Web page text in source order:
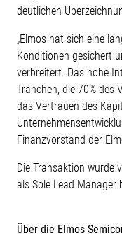
deutlichen
„Elmos hat sich eine
Konditionen gesichert
verbreitert. Das hohe
Tranchen, die 70% des
das Vertrauen des
Finanzvorstand der
Die Transaktion wurde
als Sole Lead Manager
Über die Elmos